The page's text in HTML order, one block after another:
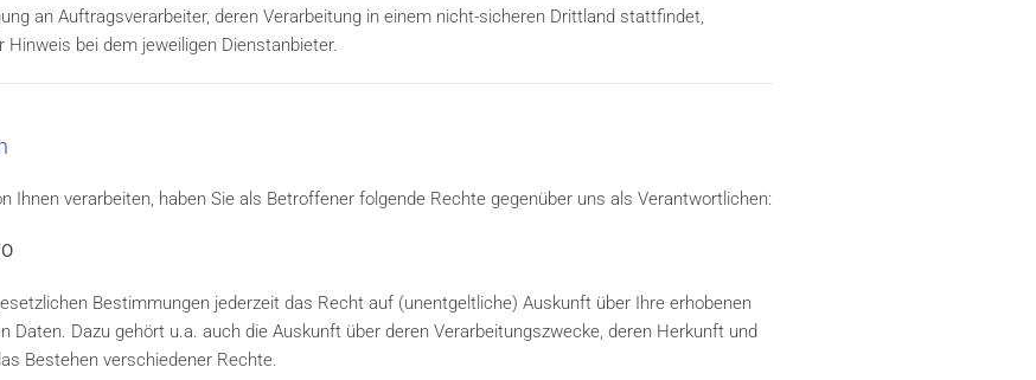
an Auftragsverarbeiter, deren Verarbeitung in einem nicht-sicheren Drittland stattfindet,
bei dem jeweiligen Dienstanbieter.
Ihnen verarbeiten, haben Sie als Betroffener folgende Rechte gegenüber uns als Verantwortlichen:
Bestimmungen jederzeit das Recht auf (unentgeltliche) Auskunft über Ihre erhobenen
Daten. Dazu gehört u.a. auch die Auskunft über deren Verarbeitungszwecke, deren Herkunft und
Bestehen verschiedener Rechte.